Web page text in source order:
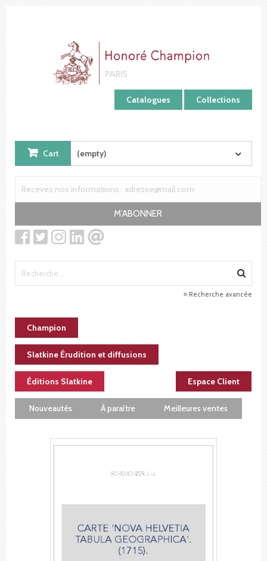
Catalogues Collections
Cart (empty)
M'ABONNER
Recherche avancée
Champion
Slatkine Érudition et diffusions
Éditions Slatkine Espace Client
Nouveautés À paraître Meilleures ventes